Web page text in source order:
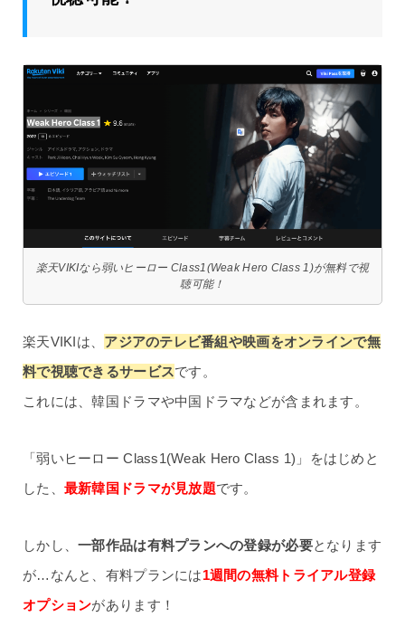
楽天VIKIなら弱いヒーロー Class1(Weak Hero Class 1)が無料で視
聴可能！
楽天VIKIは、 アジアのテレビ番組や映画をオンラインで無
料で視聴できるサービスです。
これには、韓国ドラマや中国ドラマなどが含まれます。
「弱いヒーロー Class1(Weak Hero Class 1)」をはじめと
した、 最新韓国ドラマが見放題です。
しかし、一部作品は有料プランへの登録が必要となります
が…なんと、有料プランには1週間の無料トライアル登録
オプションがあります！